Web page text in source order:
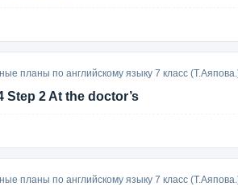
планы по английскому языку 7 класс
Step 2 At the doctor’s
планы по английскому языку 7 класс